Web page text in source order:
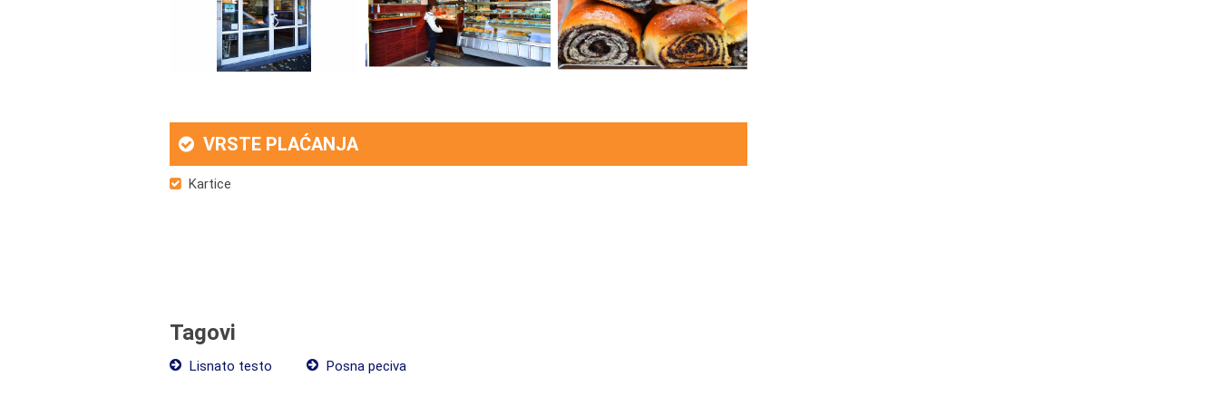
VRSTE PLAĆANJA
Kartice
Tagovi
Lisnato testo Posna peciva